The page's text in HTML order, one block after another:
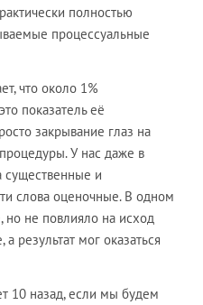
полностью
процессуальные
что около 1%
показатель её
закрывание глаз на
У нас даже в
существенные и
слова оценочные. В одном
но не повлияло на исход
результат мог оказаться
10 назад, если мы будем